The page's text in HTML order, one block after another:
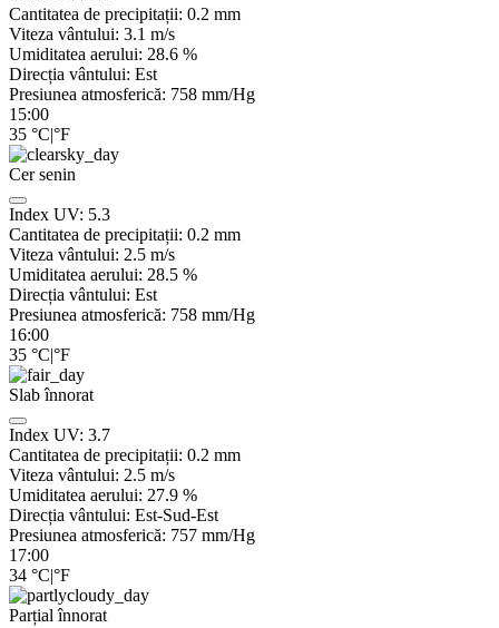
Cantitatea de precipitații: 0.2 mm
Viteza vântului: 3.1 m/s
Umiditatea aerului: 28.6 %
Direcția vântului: Est
Presiunea atmosferică: 758 mm/Hg
15:00
35 °C|°F
Cer senin
Index UV: 5.3
Cantitatea de precipitații: 0.2 mm
Viteza vântului: 2.5 m/s
Umiditatea aerului: 28.5 %
Direcția vântului: Est
Presiunea atmosferică: 758 mm/Hg
16:00
35 °C|°F
Slab înnorat
Index UV: 3.7
Cantitatea de precipitații: 0.2 mm
Viteza vântului: 2.5 m/s
Umiditatea aerului: 27.9 %
Direcția vântului: Est-Sud-Est
Presiunea atmosferică: 757 mm/Hg
17:00
34 °C|°F
Parțial înnorat